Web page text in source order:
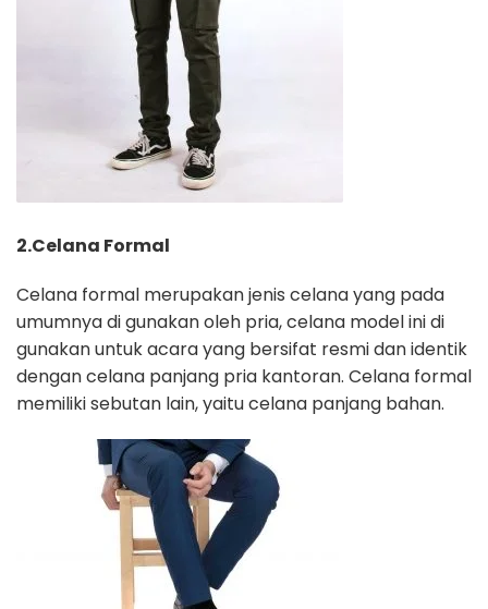
2.Celana Formal
Celana formal merupakan jenis celana yang pada
umumnya di gunakan oleh pria, celana model ini di
gunakan untuk acara yang bersifat resmi dan identik
dengan celana panjang pria kantoran. Celana formal
memiliki sebutan lain, yaitu celana panjang bahan.